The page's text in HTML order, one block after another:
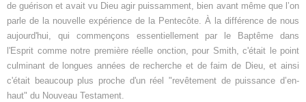
de guérison et avait vu Dieu agir puissamment, bien avant même que l’on
parle de la nouvelle expérience de la Pentecôte. À la différence de nous
aujourd'hui, qui commençons essentiellement par le Baptême dans
l'Esprit comme notre première réelle onction, pour Smith, c'était le point
culminant de longues années de recherche et de faim de Dieu, et ainsi
c'était beaucoup plus proche d'un réel "revêtement de puissance d’en-
haut" du Nouveau Testament.